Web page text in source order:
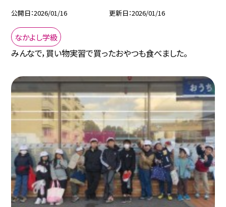
公開日 2026/01/16 更新日 2026/01/16
なかよし学級
みんなで，買い物実習で買ったおやつも食べました。